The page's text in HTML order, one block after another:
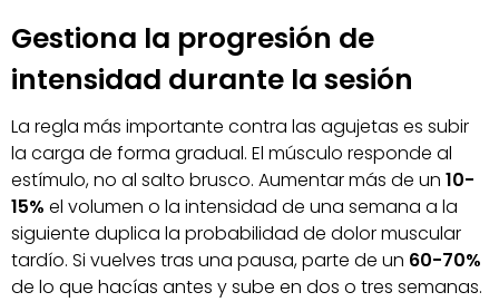
Gestiona la progresión de
intensidad durante la sesión
La regla más importante contra las agujetas es subir
la carga de forma gradual. El músculo responde al
estímulo, no al salto brusco. Aumentar más de un 10-
15% el volumen o la intensidad de una semana a la
siguiente duplica la probabilidad de dolor muscular
tardío. Si vuelves tras una pausa, parte de un 60-70%
de lo que hacías antes y sube en dos o tres semanas.